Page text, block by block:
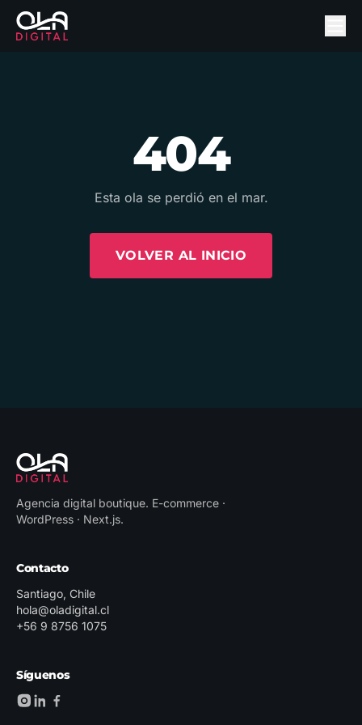
404
Esta ola se perdió en el mar.
VOLVER AL INICIO
Agencia digital boutique. E-commerce ·
WordPress · Next.js.
Contacto
Santiago, Chile
hola@oladigital.cl
+56 9 8756 1075
Síguenos